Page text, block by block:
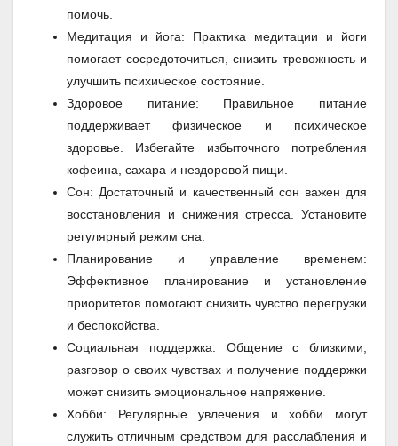
помочь.
Медитация и йога: Практика медитации и йоги
помогает сосредоточиться, снизить тревожность и
улучшить психическое состояние.
Здоровое питание: Правильное питание
поддерживает физическое и психическое
здоровье. Избегайте избыточного потребления
кофеина, сахара и нездоровой пищи.
Сон: Достаточный и качественный сон важен для
восстановления и снижения стресса. Установите
регулярный режим сна.
Планирование и управление временем:
Эффективное планирование и установление
приоритетов помогают снизить чувство перегрузки
и беспокойства.
Социальная поддержка: Общение с близкими,
разговор о своих чувствах и получение поддержки
может снизить эмоциональное напряжение.
Хобби: Регулярные увлечения и хобби могут
служить отличным средством для расслабления и